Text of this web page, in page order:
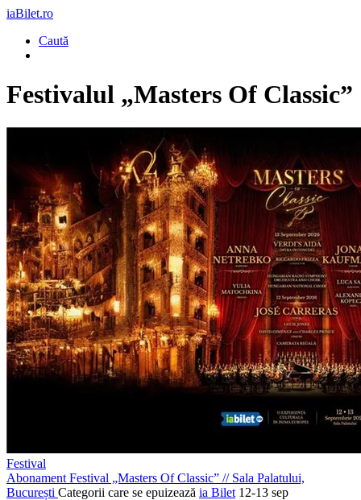
iaBilet.ro
Caută
Festivalul „Masters Of Classic”
Festival
Abonament Festival „Masters Of Classic” //Sala Palatului,
București Categorii care se epuizează ia Bilet 12-13 sep